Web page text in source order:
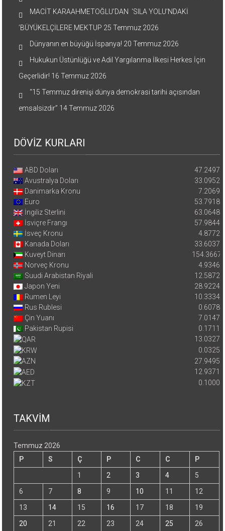
MACİT KARAAHMETOĞLU’DAN ‘SILA YOLU’NDAKİ
’BÜYÜKELÇİLERE MEKTUP 25 Temmuz 2026
Dünyanın en büyüğü İspanya! 20 Temmuz 2026
Hukukun Üstünlüğü ve Adil Yargılanma İlkesi Herkes İçin
Geçerlidir! 16 Temmuz 2026
“15 Temmuz direnişi dünya demokrasi tarihi açısından
emsalsizdir” 14 Temmuz 2026
DÖVİZ KURLARI
ABD Doları
47.2497
Avustralya Doları
33.0952
Danimarka Kronu
7.2069
Euro
53.7918
İngiliz Sterlini
63.0648
İsviçre Frangı
57.9844
İsveç Kronu
4.8772
Kanada Doları
33.6037
Kuveyt Dinarı
154.3667
Norveç Kronu
4.9346
Suudi Arabistan Riyali
12.5872
Japon Yeni
28.9224
Rumen Leyi
10.3334
Rus Rublesi
0.6078
Çin Yuanı
7.0147
Pakistan Rupisi
0.1711
13.0327
0.0325
27.9495
12.9371
0.1000
TAKVİM
Temmuz 2026
P
S Ç P C C
P
1
2 3 4
5
6
7 8 9 10 11
12
13
14 15 16 17 18
19
20
21 22 23 24 25 26